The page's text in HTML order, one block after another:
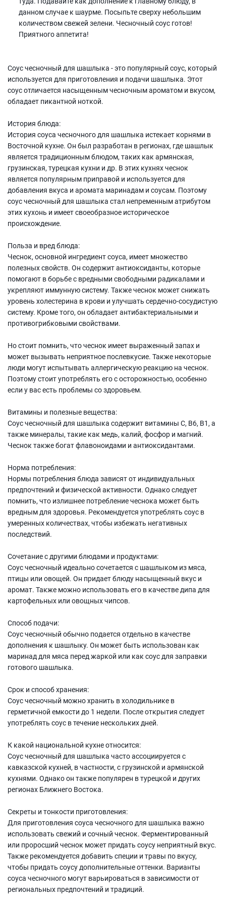
данном случае к шаурме. Посыпьте сверху небольшим
количеством свежей зелени. Чесночный соус готов!
Приятного аппетита!
Соус чесночный для шашлыка - это популярный соус, который
используется для приготовления и подачи шашлыка. Этот
соус отличается насыщенным чесночным ароматом и вкусом,
обладает пикантной ноткой.
История блюда:
История соуса чесночного для шашлыка истекает корнями в
Восточной кухне. Он был разработан в регионах, где шашлык
является традиционным блюдом, таких как армянская,
грузинская, турецкая кухни и др. В этих кухнях чеснок
является популярным приправой и используется для
добавления вкуса и аромата маринадам и соусам. Поэтому
соус чесночный для шашлыка стал непременным атрибутом
этих кухонь и имеет своеобразное историческое
происхождение.
Польза и вред блюда:
Чеснок, основной ингредиент соуса, имеет множество
полезных свойств. Он содержит антиоксиданты, которые
помогают в борьбе с вредными свободными радикалами и
укрепляют иммунную систему. Также чеснок может снижать
уровень холестерина в крови и улучшать сердечно-сосудистую
систему. Кроме того, он обладает антибактериальными и
противогрибковыми свойствами.
Но стоит помнить, что чеснок имеет выраженный запах и
может вызывать неприятное послевкусие. Также некоторые
люди могут испытывать аллергическую реакцию на чеснок.
Поэтому стоит употреблять его с осторожностью, особенно
если у вас есть проблемы со здоровьем.
Витамины и полезные вещества:
Соус чесночный для шашлыка содержит витамины C, B6, B1, а
также минералы, такие как медь, калий, фосфор и магний.
Чеснок также богат флавоноидами и антиоксидантами.
Норма потребления:
Нормы потребления блюда зависят от индивидуальных
предпочтений и физической активности. Однако следует
помнить, что излишнее потребление чеснока может быть
вредным для здоровья. Рекомендуется употреблять соус в
умеренных количествах, чтобы избежать негативных
последствий.
Сочетание с другими блюдами и продуктами:
Соус чесночный идеально сочетается с шашлыком из мяса,
птицы или овощей. Он придает блюду насыщенный вкус и
аромат. Также можно использовать его в качестве дипа для
картофельных или овощных чипсов.
Способ подачи:
Соус чесночный обычно подается отдельно в качестве
дополнения к шашлыку. Он может быть использован как
маринад для мяса перед жаркой или как соус для заправки
готового шашлыка.
Срок и способ хранения:
Соус чесночный можно хранить в холодильнике в
герметичной емкости до 1 недели. После открытия следует
употреблять соус в течение нескольких дней.
К какой национальной кухне относится:
Соус чесночный для шашлыка часто ассоциируется с
кавказской кухней, в частности, с грузинской и армянской
кухнями. Однако он также популярен в турецкой и других
регионах Ближнего Востока.
Секреты и тонкости приготовления:
Для приготовления соуса чесночного для шашлыка важно
использовать свежий и сочный чеснок. Ферментированный
или проросший чеснок может придать соусу неприятный вкус.
Также рекомендуется добавить специи и травы по вкусу,
чтобы придать соусу дополнительные оттенки. Варианты
соуса чесночного могут варьироваться в зависимости от
региональных предпочтений и традиций.